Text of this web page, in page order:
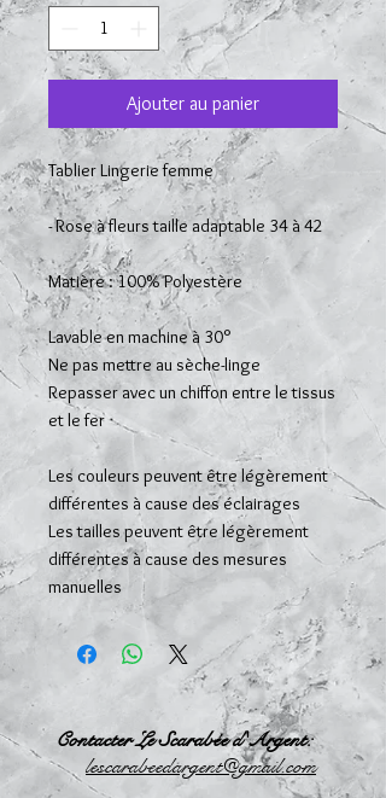
Ajouter au panier
Tablier Lingerie femme
- Rose à fleurs taille adaptable 34 à 42
Matière : 100% Polyestère
Lavable en machine à 30°
Ne pas mettre au sèche-linge
Repasser avec un chiffon entre le tissus
et le fer
Les couleurs peuvent être légèrement
différentes à cause des éclairages
Les tailles peuvent être légèrement
différentes à cause des mesures
manuelles
Contacter Le Scarabée d'Argent:
lescarabeedargent@gmail.com